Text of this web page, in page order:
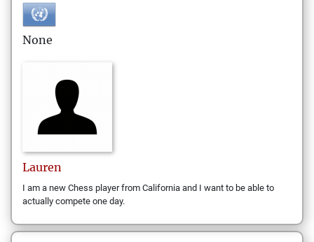
None
Lauren
I am a new Chess player from California and I want to be able to
actually compete one day.